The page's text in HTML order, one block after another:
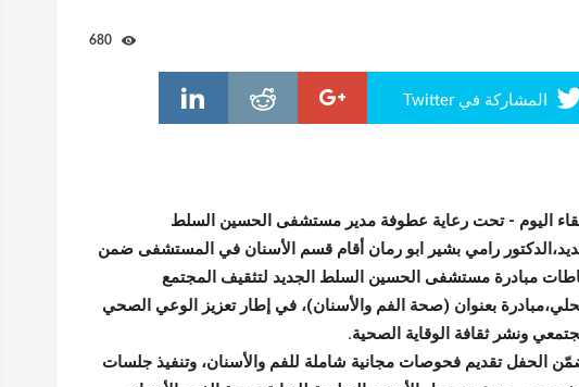
المشاركة في Twitter
اليوم -تحت رعاية عطوفة مدير مستشفى الحسين السلط
رامي بشير ابو رمان أقام قسم الأسنان في المستشفى ضمن
مبادرة مستشفى الحسين السلط الجديد لتثقيف المجتمع
بعنوان (صحة الفم والأسنان)، في إطار تعزيز الوعي الصحي
ونشر ثقافة الوقاية الصحية.
الحفل تقديم فحوصات مجانية شاملة للفم والأسنان، وتنفيذ جلسات